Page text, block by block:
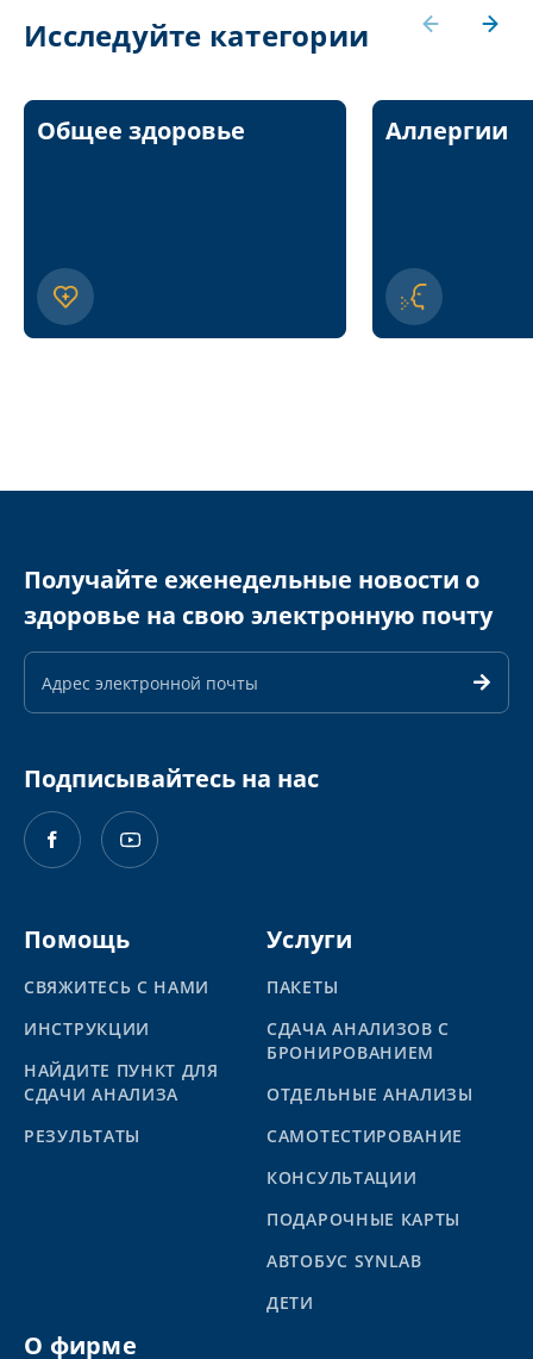
Исследуйте категории
Общее здоровье Аллергии
Получайте еженедельные новости о
здоровье на свою электронную почту
Адрес
почты
Подписывайтесь на нас
Помощь
СВЯЖИТЕСЬ С НАМИ
ИНСТРУКЦИИ
НАЙДИТЕ ПУНКТ ДЛЯ
СДАЧИ АНАЛИЗА
PЕЗУЛЬТАТЫ
Услуги
ПАКЕТЫ
СДАЧА АНАЛИЗОВ С
БРОНИРОВАНИЕМ
ОТДЕЛЬНЫЕ АНАЛИЗЫ
САМОТЕСТИРОВАНИЕ
КОНСУЛЬТАЦИИ
ПОДАРОЧНЫЕ КАРТЫ
АВТОБУС SYNLAB
ДЕТИ
О фирме